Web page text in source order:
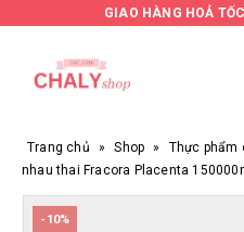
GIAO HÀNG HOẢ
Trang chủ » Shop » Thực phẩm
nhau thai Fracora Placenta
-10%